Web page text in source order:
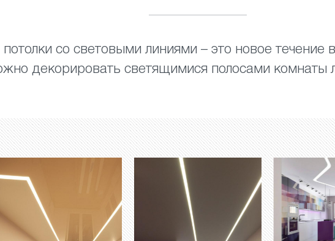
со световыми линиями – это новое течение
декорировать светящимися полосами